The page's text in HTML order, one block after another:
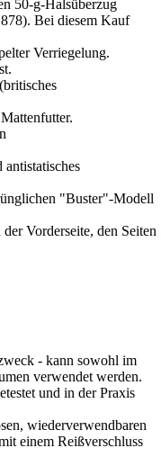
50-g-Halsüberzug
Bei diesem Kauf
Verriegelung.
"Buster"-Modell
Vorderseite, den Seiten
- kann sowohl im
verwendet werden.
und in der Praxis
wiederverwendbaren
einem Reißverschluss